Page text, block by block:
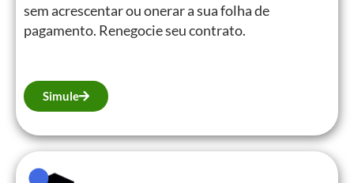
sem acrescentar ou onerar a sua folha de
pagamento. Renegocie seu contrato.
Simule